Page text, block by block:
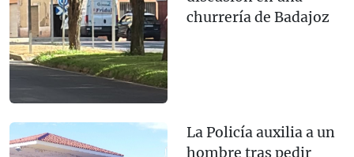
churrería de Badajoz
La Policía auxilia a un
hombre tras pedir